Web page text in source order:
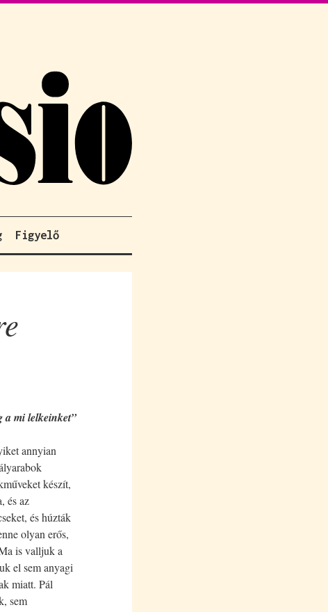
Figyelő
a mi lelkeinket”
annyian
készít,
és az
és húzták
olyan erős,
is valljuk a
el sem anyagi
miatt. Pál
sem